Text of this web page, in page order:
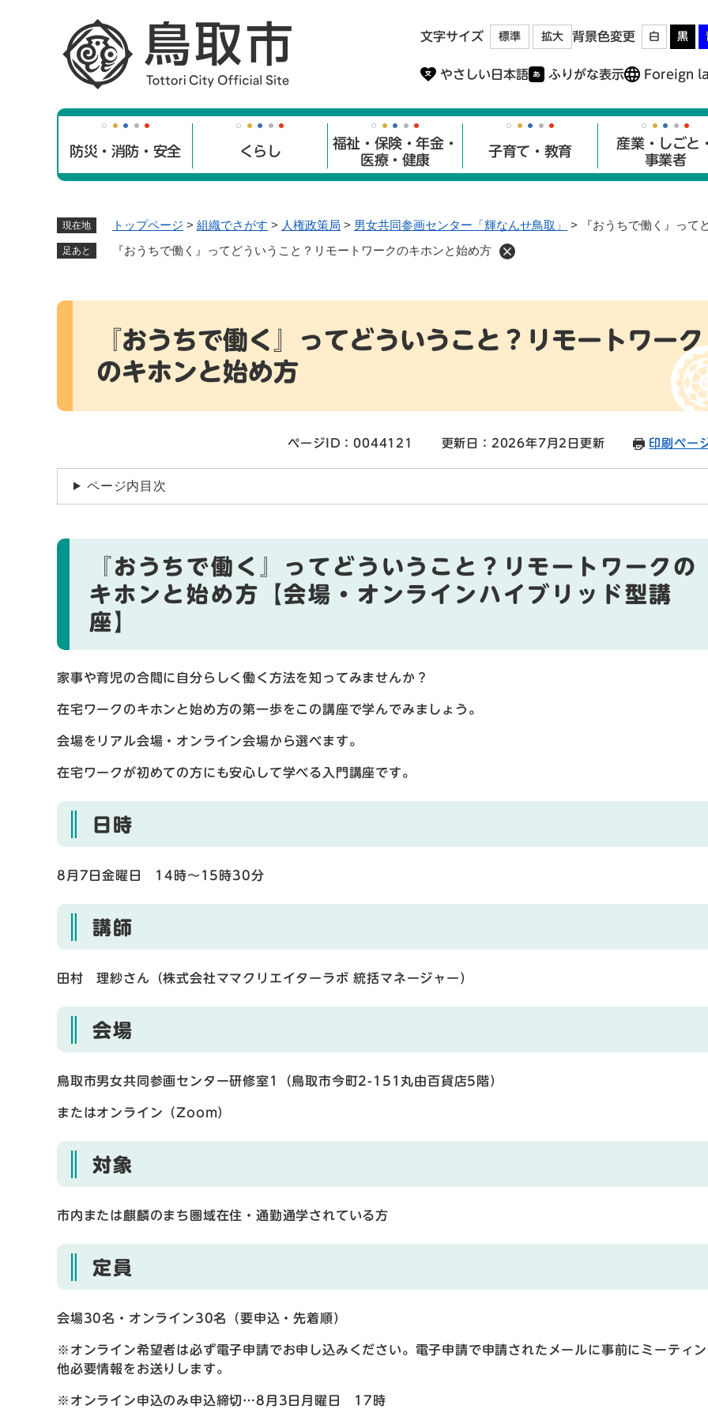
文字サイズ 標準 拡大 背景色変更 白 黒
やさしい日本語 ふりがな表示 Foreign
防災・消防・安全 くらし
福祉・保険・年金・
医療・健康
子育て・教育
産業・しごと
事業者
現在地 トップページ > 組織でさがす > 人権政策局 > 男女共同参画センター「輝なんせ鳥取」 > 『おうちで働く』っ
足あと 『おうちで働く』ってどういうこと？リモートワークのキホンと始め方
本
『おうちで働く』ってどういうこと？リモートワーク
のキホンと始め方
ページID：0044121 更新日：2026年7月2日更新 印刷ペー
ページ内目次
『おうちで働く』ってどういうこと？リモートワークの
キホンと始め方【会場・オンラインハイブリッド型講
座】
家事や育児の合間に自分らしく働く方法を知ってみませんか？
在宅ワークのキホンと始め方の第一歩をこの講座で学んでみましょう。
会場をリアル会場・オンライン会場から選べます。
在宅ワークが初めての方にも安心して学べる入門講座です。
日時
8月7日金曜日 14時〜15時30分
講師
田村 理紗さん（株式会社ママクリエイターラボ 統括マネージャー）
会場
鳥取市男女共同参画センター研修室1（鳥取市今町2-151丸由百貨店5階）
またはオンライン（Zoom）
対象
市内または麒麟のまち圏域在住・通勤通学されている方
定員
会場30名・オンライン30名（要申込・先着順）
※オンライン希望者は必ず電子申請でお申し込みください。電子申請で申請されたメールに事前にミーティ
他必要情報をお送りします。
※オンライン申込のみ申込締切…8月3日月曜日 17時